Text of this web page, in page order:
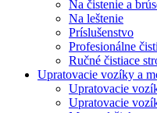
Na čistenie a
Na leštenie
Príslušenstvo
Profesionálne
Ručné čistiace
Upratovacie vozíky a
Upratovacie
Upratovacie